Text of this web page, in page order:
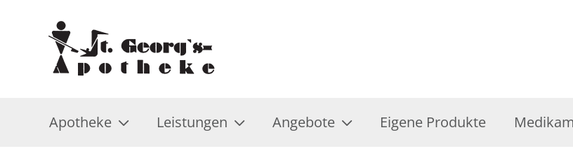
Apotheke Leistungen Angebote Eigene Produkte